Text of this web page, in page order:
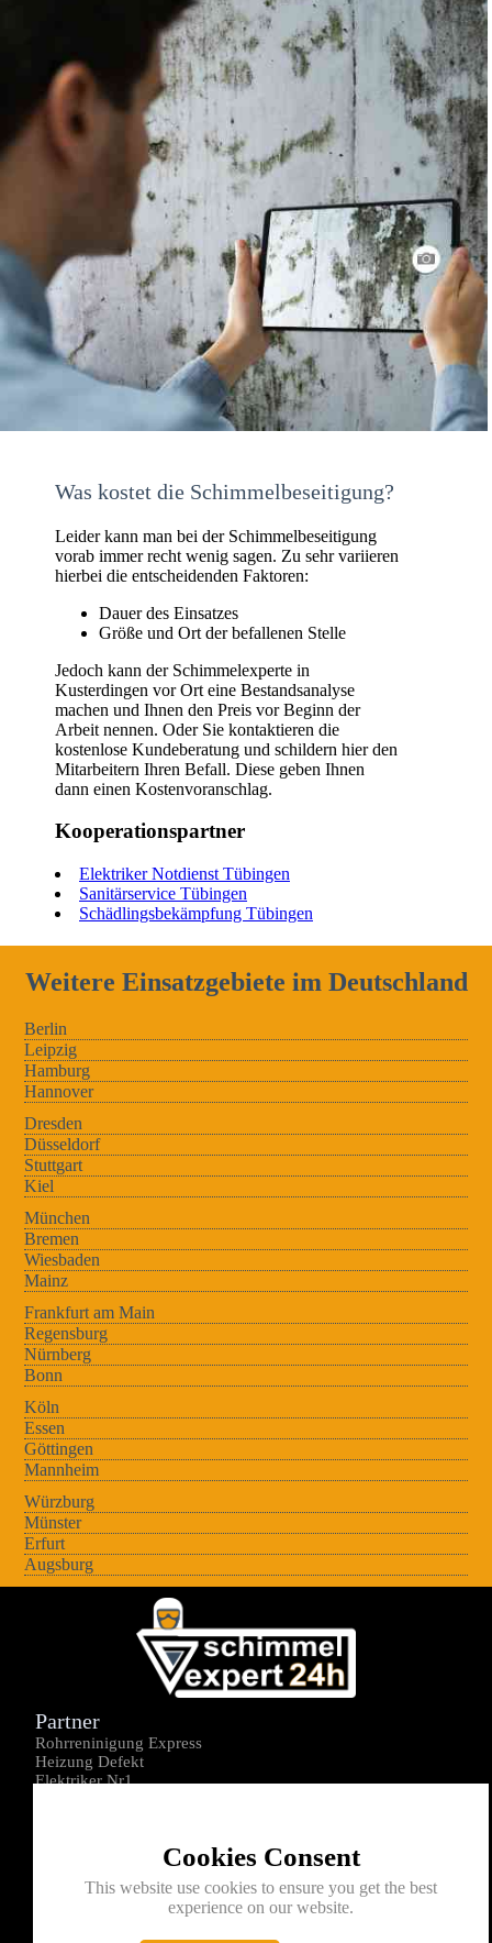
Was kostet die Schimmelbeseitigung?
Leider kann man bei der Schimmelbeseitigung
vorab immer recht wenig sagen. Zu sehr variieren
hierbei die entscheidenden Faktoren:
Dauer des Einsatzes
Größe und Ort der befallenen Stelle
Jedoch kann der Schimmelexperte in
Kusterdingen vor Ort eine Bestandsanalyse
machen und Ihnen den Preis vor Beginn der
Arbeit nennen. Oder Sie kontaktieren die
kostenlose Kundeberatung und schildern hier den
Mitarbeitern Ihren Befall. Diese geben Ihnen
dann einen Kostenvoranschlag.
Kooperationspartner
Elektriker Notdienst Tübingen
Sanitärservice Tübingen
Schädlingsbekämpfung Tübingen
Weitere Einsatzgebiete im Deutschland
Berlin
Leipzig
Hamburg
Hannover
Dresden
Düsseldorf
Stuttgart
Kiel
München
Bremen
Wiesbaden
Mainz
Frankfurt am Main
Regensburg
Nürnberg
Bonn
Köln
Essen
Göttingen
Mannheim
Würzburg
Münster
Erfurt
Augsburg
Cookies Consent
This website use cookies to ensure you get the best
experience on our website.
Partner
Rohrreninigung Express
Heizung Defekt
Elektriker Nr1
Kontakt